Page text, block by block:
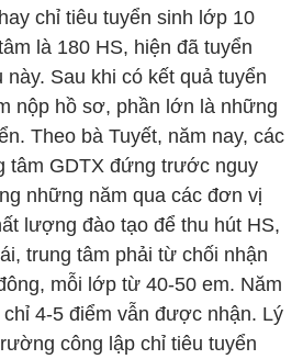
chỉ tiêu tuyển sinh lớp 10
là 180 HS, hiện đã tuyển
Sau khi có kết quả tuyển
nộp hồ sơ, phần lớn là những
Theo bà Tuyết, năm nay, các
tâm GDTX đứng trước nguy
những năm qua các đơn vị
lượng đào tạo để thu hút HS,
trung tâm phải từ chối nhận
mỗi lớp từ 40-50 em. Năm
4-5 điểm vẫn được nhận. Lý
công lập chỉ tiêu tuyển